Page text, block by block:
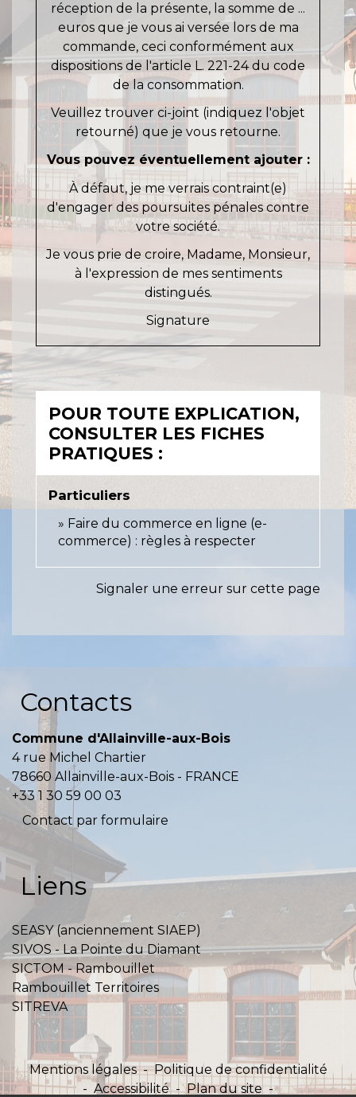
réception de la présente, la somme de ...
euros que je vous ai versée lors de ma
commande, ceci conformément aux
dispositions de l'article L. 221-24 du code
de la consommation.
Veuillez trouver ci-joint (indiquez l'objet
retourné) que je vous retourne.
Vous pouvez éventuellement ajouter :
À défaut, je me verrais contraint(e)
d'engager des poursuites pénales contre
votre société.
Je vous prie de croire, Madame, Monsieur,
à l'expression de mes sentiments
distingués.
Signature
POUR TOUTE EXPLICATION,
CONSULTER LES FICHES
PRATIQUES :
Particuliers
Faire du commerce en ligne (e-
commerce) : règles à respecter
Signaler une erreur sur cette page
Contacts
Commune d'Allainville-aux-Bois
4 rue Michel Chartier
78660 Allainville-aux-Bois - FRANCE
+33 1 30 59 00 03
Contact par formulaire
Liens
SEASY (anciennement SIAEP)
SIVOS - La Pointe du Diamant
SICTOM - Rambouillet
Rambouillet Territoires
SITREVA
Mentions légales - Politique de confidentialité
- Accessibilité - Plan du site -